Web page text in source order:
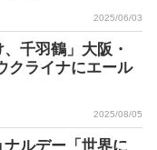
2025/06/03
、千羽鶴」大阪・
クライナにエール
2025/08/05
ルデー「世界に